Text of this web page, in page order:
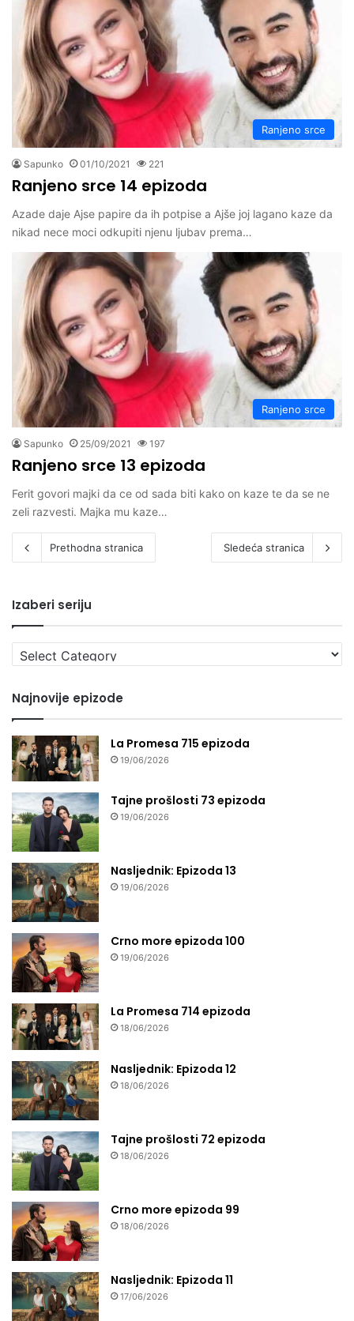
Ranjeno srce
Sapunko 01/10/2021 221
Ranjeno srce 14 epizoda
Azade daje Ajse papire da ih potpise a Ajše joj lagano kaze da
nikad nece moci odkupiti njenu ljubav prema…
Ranjeno srce
Sapunko 25/09/2021 197
Ranjeno srce 13 epizoda
Ferit govori majki da ce od sada biti kako on kaze te da se ne
zeli razvesti. Majka mu kaze…
Prethodna stranica Sledeća stranica
Izaberi seriju
Izaberi
seriju
Najnovije epizode
La Promesa 715 epizoda
19/06/2026
Tajne prošlosti 73 epizoda
19/06/2026
Nasljednik: Epizoda 13
19/06/2026
Crno more epizoda 100
19/06/2026
La Promesa 714 epizoda
18/06/2026
Nasljednik: Epizoda 12
18/06/2026
Tajne prošlosti 72 epizoda
18/06/2026
Crno more epizoda 99
18/06/2026
Nasljednik: Epizoda 11
17/06/2026